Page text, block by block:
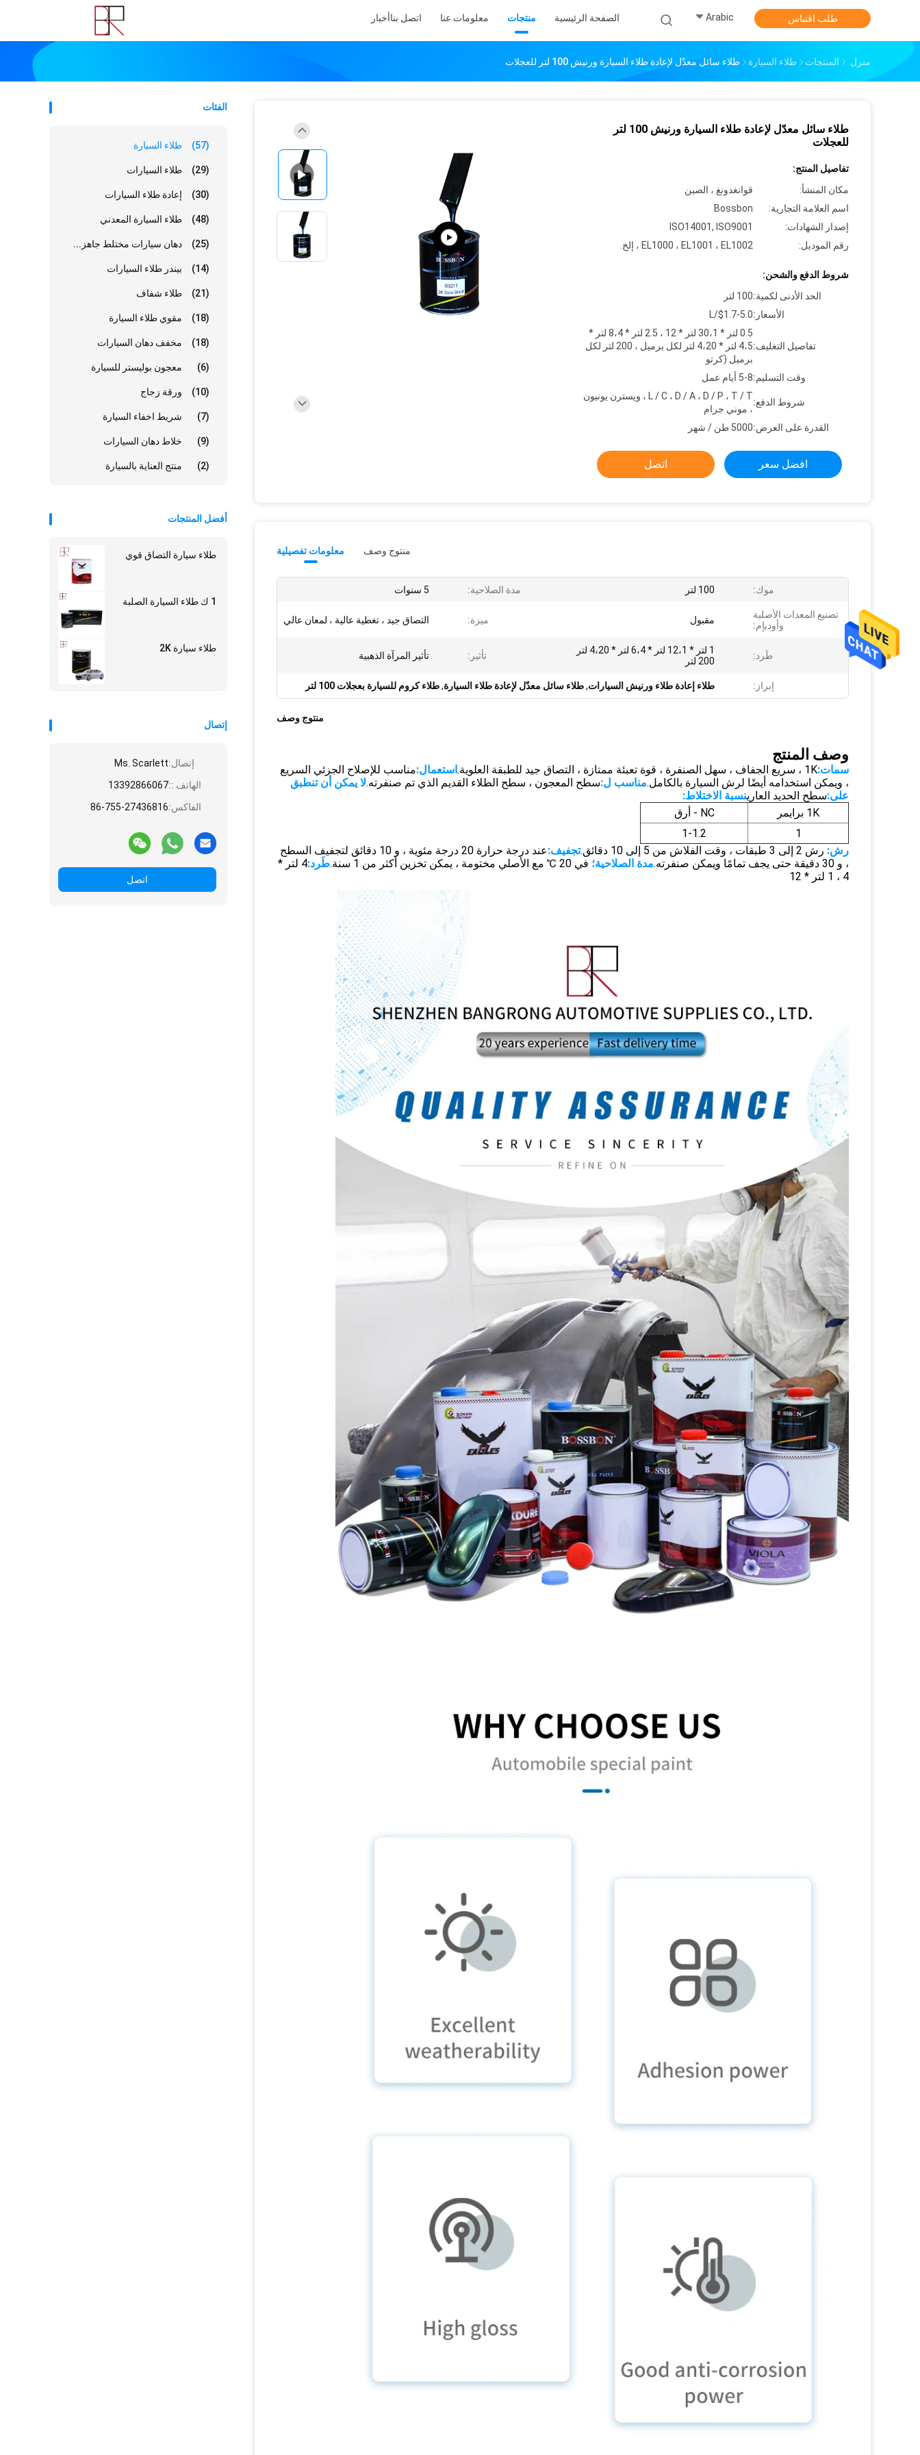
الصفحة الرئيسية منتجات معلومات عنا اتصل بناأخبار Arabic طلب اقتباس
منزل المنتجات طلاء السيارة طلاء سائل معدّل لإعادة طلاء السيارة ورنيش 100 لتر للعجلات
الفئات
طلاء السيارة (57)
طلاء السيارات (29)
إعادة طلاء السيارات (30)
طلاء السيارة المعدني (48)
دهان سيارات مختلط جاهز... (25)
بيندر طلاء السيارات (14)
طلاء شفاف (21)
مقوي طلاء السيارة (18)
مخفف دهان السيارات (18)
معجون بوليستر للسيارة (6)
ورقة زجاج (10)
شريط اخفاء السيارة (7)
خلاط دهان السيارات (9)
منتج العناية بالسيارة (2)
أفضل المنتجات
طلاء سيارة التصاق قوي
1 ك طلاء السيارة الصلبة
طلاء سيارة 2K
إتصال
إتصال:Ms. Scarlett
الهاتف ::13392866067
الفاكس:86-755-27436816
اتصل
طلاء سائل معدّل لإعادة طلاء السيارة ورنيش 100 لتر
للعجلات
تفاصيل المنتج:
مكان المنشأ:
قوانغدونغ ، الصين
اسم العلامة التجارية:
Bossbon
إصدار الشهادات:
ISO14001, ISO9001
رقم الموديل:
EL1000 ، EL1001 ، EL1002 ، إلخ.
شروط الدفع والشحن:
الحد الأدنى لكمية:100 لتر
الأسعار:$1.7-5.0/L
تفاصيل التغليف:
0.5 لتر * 30،1 لتر * 12 ، 2.5 لتر * 8،4 لتر *
4،5 لتر * 4،20 لتر لكل برميل ، 200 لتر لكل
برميل (كرتو
وقت التسليم:5-8 أيام عمل
شروط الدفع:
L / C ، D / A ، D / P ، T / T ، ويسترن يونيون
، موني جرام
القدرة على العرض:5000 طن / شهر
افضل سعر اتصل
معلومات تفصيلية منتوج وصف
موك: 100 لتر مدة الصلاحية: 5 سنوات
تصنيع المعدات الأصلية
وأوديإم:
مقبول ميزة: التصاق جيد ، تغطية عالية ، لمعان عالي
طَرد:
1 لتر * 12،1 لتر * 6،4 لتر * 4،20 لتر
200 لتر
تأثير: تأثير المرآة الذهبية
إبراز: طلاء إعادة طلاء ورنيش السيارات,طلاء سائل معدّل لإعادة طلاء السيارة,طلاء كروم للسيارة بعجلات 100 لتر
منتوج وصف
وصف المنتج
سمات:1K ، سريع الجفاف ، سهل الصنفرة ، قوة تعبئة ممتازة ، التصاق جيد للطبقة العلوية. استعمال:مناسب للإصلاح الجزئي السريع
، ويمكن استخدامه أيضًا لرش السيارة بالكامل.مناسب ل:سطح المعجون ، سطح الطلاء القديم الذي تم صنفرته.لا يمكن أن تنطبق
على:سطح الحديد العارينسبة الاختلاط:
1K برايمر
NC - أرق
1
1-1.2
رش: رش 2 إلى 3 طبقات ، وقت الفلاش من 5 إلى 10 دقائق. تجفيف:
عند درجة حرارة 20 درجة مئوية ، و 10 دقائق لتجفيف السطح
، و 30 دقيقة حتى يجف تمامًا ويمكن صنفرته.
مدة الصلاحية؛ في 20 ℃ مع الأصلي مختومة ، يمكن تخزين أكثر من 1 سنة. طَرد:
4 لتر *
4 ، 1 لتر * 12